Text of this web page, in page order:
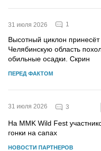
31 июля 2026 1
Высотный циклон принесёт
Челябинскую область
обильные осадки. Скрин
ПЕРЕД ФАКТОМ
31 июля 2026 3
На MMK Wild Fest
гонки на сапах
НОВОСТИ ПАРТНЕРОВ